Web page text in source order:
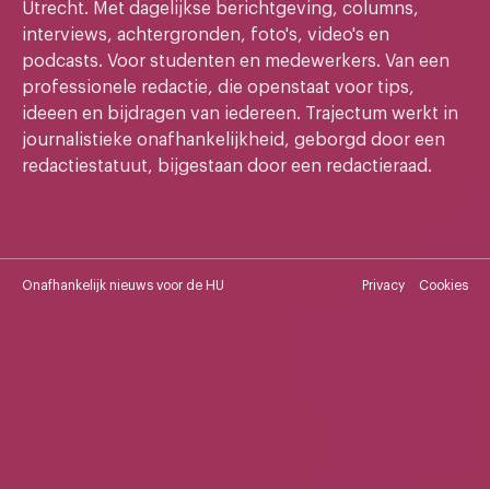
Utrecht. Met dagelijkse berichtgeving, columns,
interviews, achtergronden, foto's, video's en
podcasts. Voor studenten en medewerkers. Van een
professionele redactie, die openstaat voor tips,
ideeen en bijdragen van iedereen. Trajectum werkt in
journalistieke onafhankelijkheid, geborgd door een
redactiestatuut, bijgestaan door een redactieraad.
Onafhankelijk nieuws voor de HU Privacy Cookies